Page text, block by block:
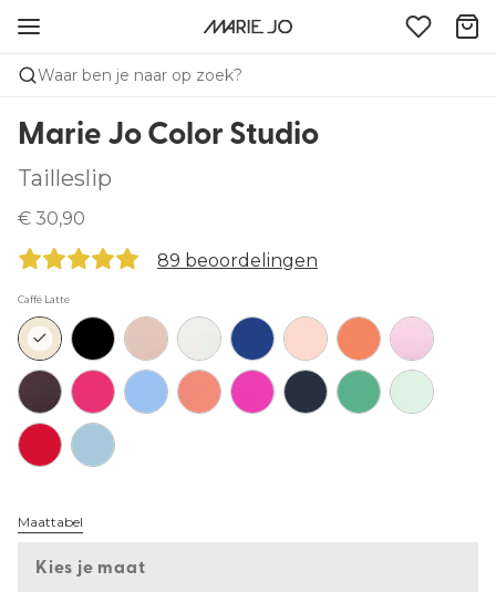
Waar ben je naar op zoek?
Marie Jo Color Studio
Tailleslip
€ 30,90
89 beoordelingen
Caffé Latte
Maattabel
Kies je maat